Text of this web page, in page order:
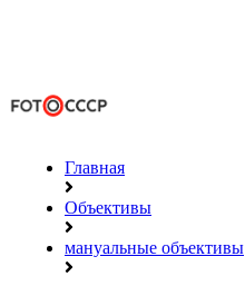
Главная
Объективы
мануальные объективы